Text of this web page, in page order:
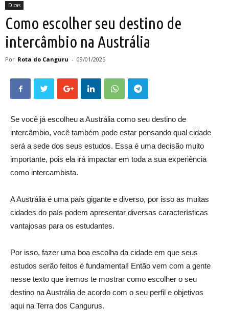
Dicas
Como escolher seu destino de
intercâmbio na Austrália
Por Rota do Canguru - 09/01/2025
Se você já escolheu a Austrália como seu destino de
intercâmbio, você também pode estar pensando qual cidade
será a sede dos seus estudos. Essa é uma decisão muito
importante, pois ela irá impactar em toda a sua experiência
como intercambista.
A Austrália é uma país gigante e diverso, por isso as muitas
cidades do país podem apresentar diversas características
vantajosas para os estudantes.
Por isso, fazer uma boa escolha da cidade em que seus
estudos serão feitos é fundamental! Então vem com a gente
nesse texto que iremos te mostrar como escolher o seu
destino na Austrália de acordo com o seu perfil e objetivos
aqui na Terra dos Cangurus.